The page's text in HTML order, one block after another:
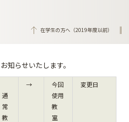
在学生の方へ（2019年度以前）
知らせいたします。
通
常
教
→
今回
使用
教
室
変更日